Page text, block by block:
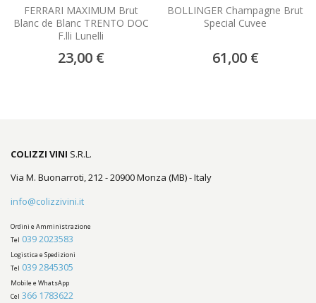
FERRARI MAXIMUM Brut
Blanc de Blanc TRENTO DOC
F.lli Lunelli
23,00 €
BOLLINGER Champagne Brut
Special Cuvee
61,00 €
COLIZZI VINI S.R.L.
Via M. Buonarroti, 212 - 20900 Monza (MB) - Italy
info@colizzivini.it
Ordini e Amministrazione
Tel 039 2023583
Logistica e Spedizioni
Tel 039 2845305
Mobile e WhatsApp
Cel 366 1783622